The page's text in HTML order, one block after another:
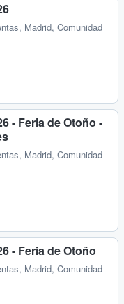
, Madrid, Comunidad
- Feria de Otoño -
, Madrid, Comunidad
- Feria de Otoño
, Madrid, Comunidad